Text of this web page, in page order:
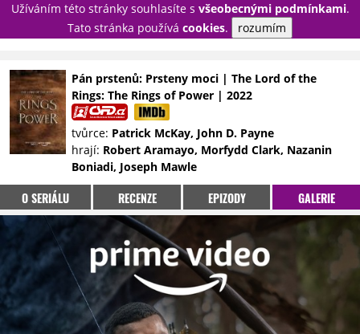
Užíváním této stránky souhlasíte s všeobecnými podmínkami.
Tato stránka používá cookies. rozumím
PŘIHLÁSIT
NOVINKY
TÉMATA
RECENZE
EPIZODY
KULT
TRAILERY
GALERIE
DISKUZE
STATISTIKY
TIRÁŽ
Pán prstenů: Prsteny moci | The Lord of the
Rings: The Rings of Power | 2022
tvůrce: Patrick McKay, John D. Payne
hrají: Robert Aramayo, Morfydd Clark, Nazanin
Boniadi, Joseph Mawle
O SERIÁLU RECENZE EPIZODY GALERIE